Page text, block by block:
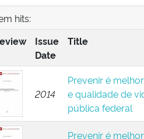
hits:
Issue
Date
Title
2014
Prevenir é
e qualidade de
pública federal
Prevenir é